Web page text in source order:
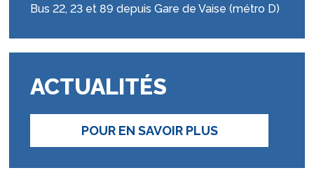
Bus 22, 23 et 89 depuis Gare de Vaise (métro D)
ACTUALITÉS
POUR EN SAVOIR PLUS